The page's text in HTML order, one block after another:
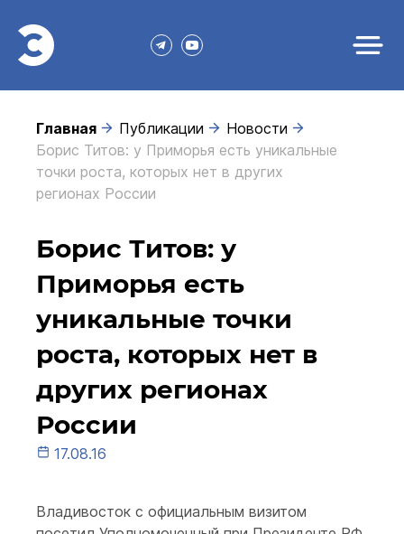
Главная Публикации
Новости
Борис Титов: у Приморья есть уникальные
точки роста, которых нет в других
регионах России
Борис Титов: у
Приморья есть
уникальные точки
роста, которых нет в
других регионах
России
17.08.16
Владивосток с официальным визитом